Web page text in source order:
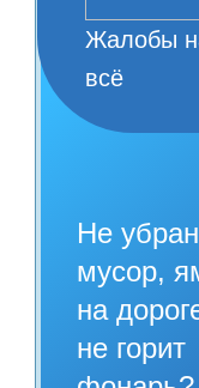
Жалобы
всё
Не убран
мусор,
на
не горит